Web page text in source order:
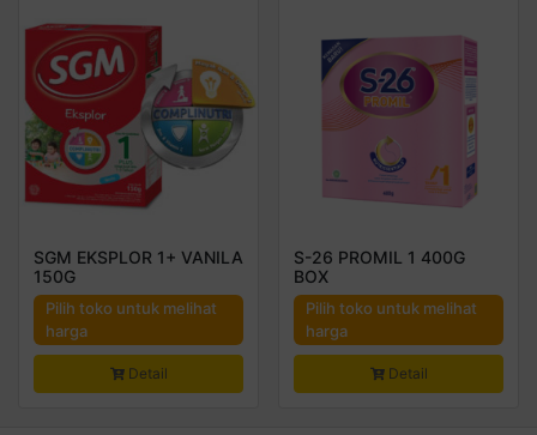
SGM EKSPLOR 1+ VANILA
150G
Pilih toko untuk melihat
harga
Detail
S-26 PROMIL 1 400G
BOX
Pilih toko untuk melihat
harga
Detail